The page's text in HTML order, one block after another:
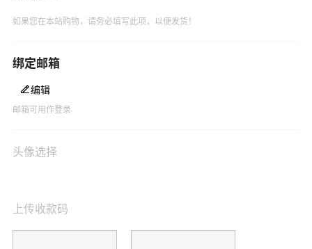
如果您在本站购物，请务必填写此项，以便发货！
绑定邮箱
编辑
邮箱可用作登录
头像选择
上传收款码